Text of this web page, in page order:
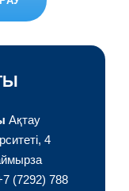
Ақтау
4
(7292) 788